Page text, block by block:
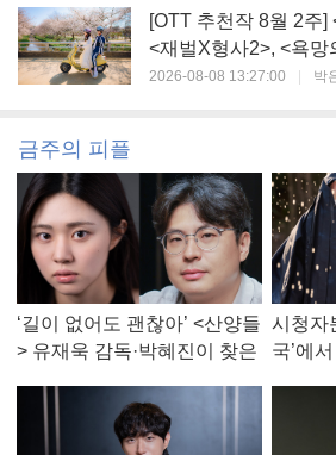
[OTT 추천작 8월 2주]
<재벌X형사2>, <욕망
2026-08-08 13:27:00 | 박
금주의 피플
‘길이 없어도 괜찮아’ <산양들
> 유재욱 감독·박혜진이 찾은
시청자
국’에